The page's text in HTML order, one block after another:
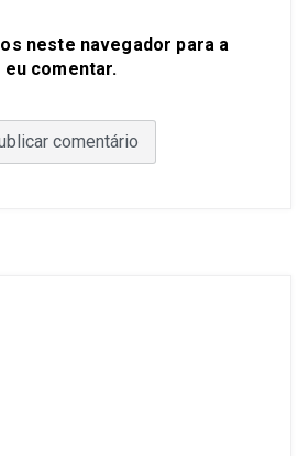
neste navegador para a
eu comentar.